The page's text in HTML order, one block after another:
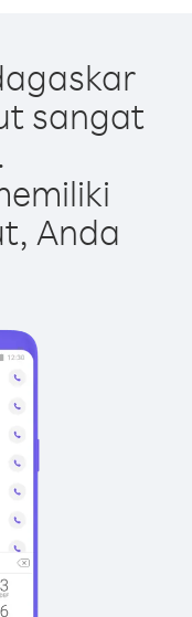
sangat
Anda